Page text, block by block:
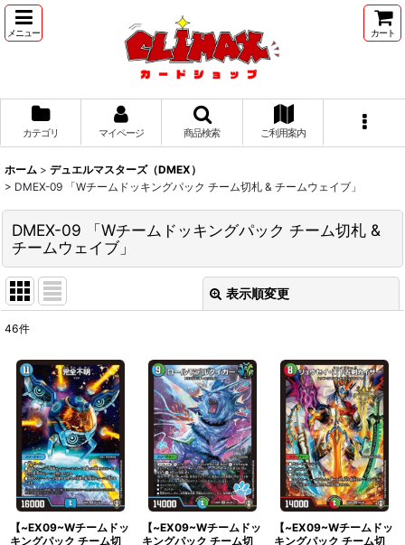
メニュー カート
カテゴリ マイページ 商品検索 ご利用案内
ホーム > デュエルマスターズ（DMEX）
> DMEX-09 「Wチームドッキングパック チーム切札 & チームウェイブ」
DMEX-09 「Wチームドッキングパック チーム切札 &
チームウェイブ」
表示順変更
並び順:
絞り込む
46件
【~EX09~Wチームドッ
キングパック チーム切
【~EX09~Wチームドッ
キングパック チーム切
【~EX09~Wチームドッ
キングパック チーム切